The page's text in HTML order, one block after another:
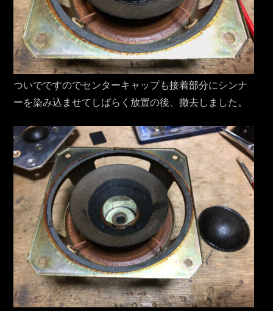
ついでですのでセンターキャップも接着部分にシンナ
ーを染み込ませてしばらく放置の後、撤去しました。